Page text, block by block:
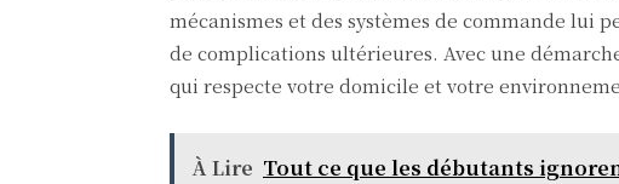
mécanismes et des systèmes de commande lui
de complications ultérieures. Avec une
qui respecte votre domicile et votre
À Lire Tout ce que les débutants